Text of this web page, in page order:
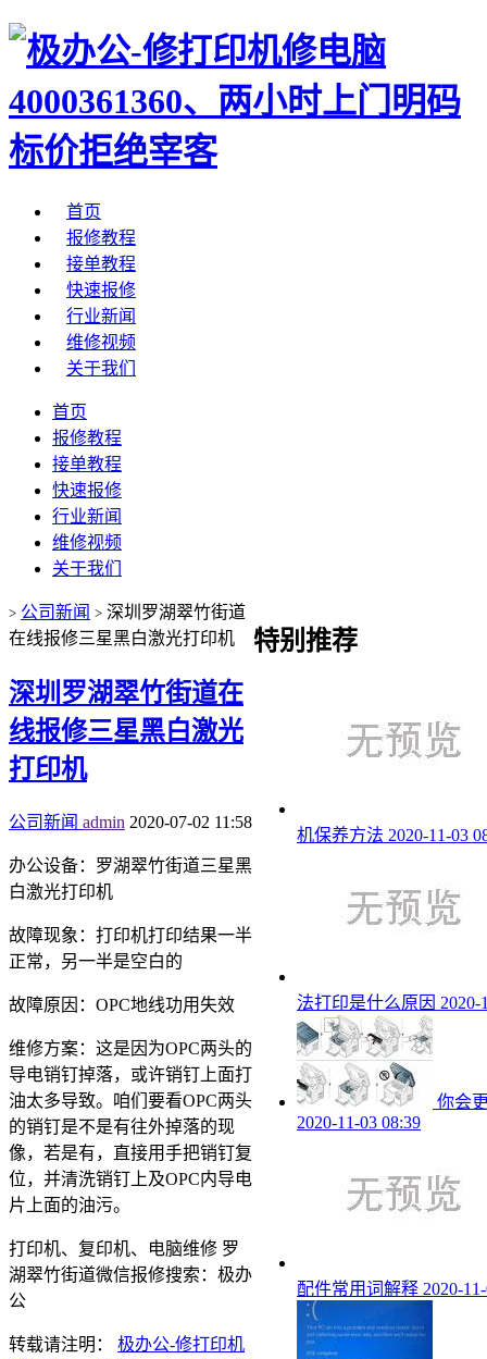
首页
报修教程
接单教程
快速报修
行业新闻
维修视频
关于我们
首页
报修教程
接单教程
快速报修
行业新闻
维修视频
关于我们
> 公司新闻 > 深圳罗湖翠竹街道
在线报修三星黑白激光打印机
深圳罗湖翠竹街道在
线报修三星黑白激光
打印机
公司新闻 admin 2020-07-02 11:58
办公设备：罗湖翠竹街道三星黑
白激光打印机
故障现象：打印机打印结果一半
正常，另一半是空白的
故障原因：OPC地线功用失效
维修方案：这是因为OPC两头的
导电销钉掉落，或许销钉上面打
油太多导致。咱们要看OPC两头
的销钉是不是有往外掉落的现
像，若是有，直接用手把销钉复
位，并清洗销钉上及OPC内导电
片上面的油污。
打印机、复印机、电脑维修 罗
湖翠竹街道微信报修搜索：极办
公
转载请注明： 极办公-修打印机
特别推荐
机保养方法 2020-11-03
法打印是什么原因 2020-
你会
2020-11-03 08:39
配件常用词解释 2020-